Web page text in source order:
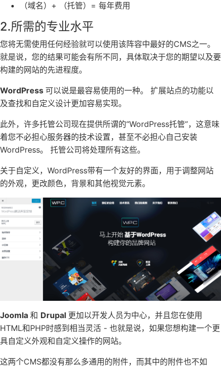
（域名）+ （托管）= 每年费用
2.所需的专业水平
您将无需使用任何经验就可以使用该阵容中最好的CMS之一。
就是说，您的结果可能会有所不同，具体取决于您的期望以及要
构建的网站的先进程度。
WordPress 可以说是最容易使用的一种。 扩展站点的功能以
及查找和自定义设计更加容易实现。
此外，许多托管公司现在提供所谓的“WordPress托管”，这意味
着您不必担心服务器的技术设置，甚至不必担心自己安装
WordPress。 托管公司将处理所有这些。
关于自定义，WordPress带有一个友好的界面，用于调整网站
的外观，更改颜色，背景和其他视觉元素。
Joomla 和 Drupal 更加以开发人员为中心，并且您在使用
HTML和PHP时感到相当灵活 - 也就是说，如果您想构建一个更
具自定义外观和自定义操作的网站。
这两个CMS都没有那么多通用的附件，而其中的附件也不如